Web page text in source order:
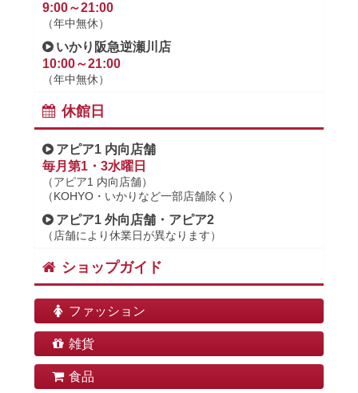
9:00～21:00
（年中無休）
いかり阪急逆瀬川店
10:00～21:00
（年中無休）
休館日
アピア1 内向店舗
毎月第1・3水曜日
（アピア1 内向店舗）
（KOHYO・いかりなど一部店舗除く）
アピア1 外向店舗・アピア2
（店舗により休業日が異なります）
ショップガイド
ファッション
雑貨
食品